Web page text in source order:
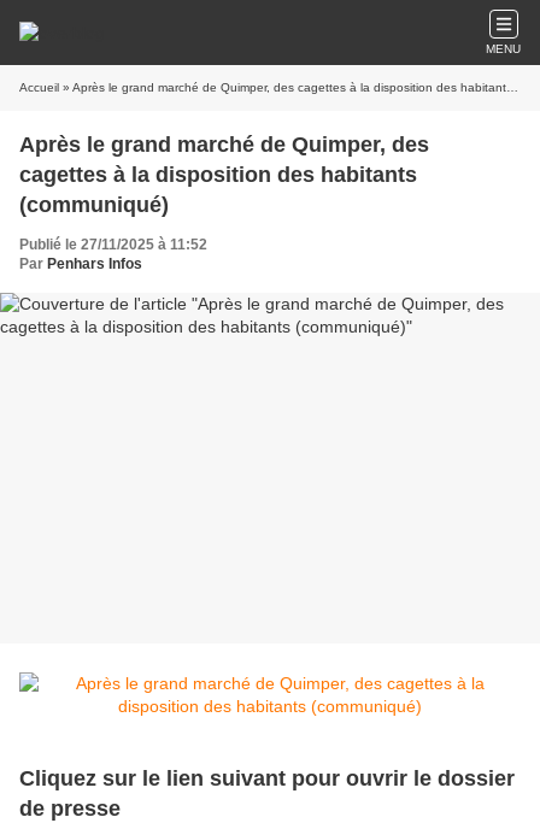
MENU
Accueil » Après le grand marché de Quimper, des cagettes à la disposition des habitants (communiqué)
Après le grand marché de Quimper, des
cagettes à la disposition des habitants
(communiqué)
Publié le 27/11/2025 à 11:52
Par Penhars Infos
Cliquez sur le lien suivant pour ouvrir le dossier
de presse